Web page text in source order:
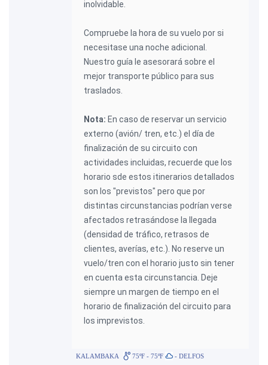
inolvidable.
Compruebe la hora de su vuelo por si
necesitase una noche adicional.
Nuestro guía le asesorará sobre el
mejor transporte público para sus
traslados.
Nota: En caso de reservar un servicio
externo (avión/ tren, etc.) el día de
finalización de su circuito con
actividades incluidas, recuerde que los
horario sde estos itinerarios detallados
son los "previstos" pero que por
distintas circunstancias podrían verse
afectados retrasándose la llegada
(densidad de tráfico, retrasos de
clientes, averías, etc.). No reserve un
vuelo/tren con el horario justo sin tener
en cuenta esta circunstancia. Deje
siempre un margen de tiempo en el
horario de finalización del circuito para
los imprevistos.
KALAMBAKA 75ºF - 75ºF
- DELFOS